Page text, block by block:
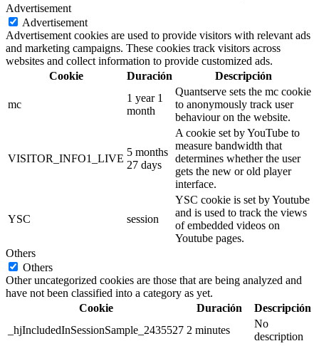
Advertisement
Advertisement
Advertisement cookies are used to provide visitors with relevant ads
and marketing campaigns. These cookies track visitors across
websites and collect information to provide customized ads.
Cookie
Duración Descripción
mc
1 year 1
month
Quantserve sets the mc cookie
to anonymously track user
behaviour on the website.
VISITOR_INFO1_LIVE
5 months
27 days
A cookie set by YouTube to
measure bandwidth that
determines whether the user
gets the new or old player
interface.
YSC session
YSC cookie is set by Youtube
and is used to track the views
of embedded videos on
Youtube pages.
Others
Others
Other uncategorized cookies are those that are being analyzed and
have not been classified into a category as yet.
Cookie
Duración
Descripción
_hjIncludedInSessionSample_2435527 2 minutes
No
description